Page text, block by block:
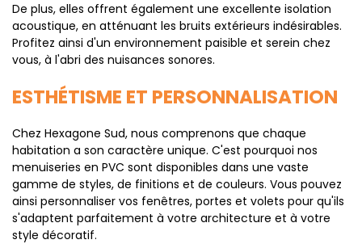
De plus, elles offrent également une excellente isolation
acoustique, en atténuant les bruits extérieurs indésirables.
Profitez ainsi d'un environnement paisible et serein chez
vous, à l'abri des nuisances sonores.
ESTHÉTISME ET PERSONNALISATION
Chez Hexagone Sud, nous comprenons que chaque
habitation a son caractère unique. C'est pourquoi nos
menuiseries en PVC sont disponibles dans une vaste
gamme de styles, de finitions et de couleurs. Vous pouvez
ainsi personnaliser vos fenêtres, portes et volets pour qu'ils
s'adaptent parfaitement à votre architecture et à votre
style décoratif.